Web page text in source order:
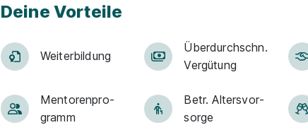
Deine Vorteile
Weiter­bildung
Über­durch­schn.
Ver­gü­tung
Men­to­ren­pro­
gramm
Betr. Alters­vor­
sorge